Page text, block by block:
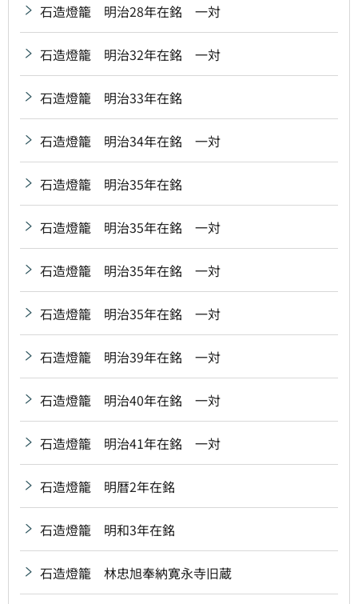
石造燈籠 明治28年在銘 一対
石造燈籠 明治32年在銘 一対
石造燈籠 明治33年在銘
石造燈籠 明治34年在銘 一対
石造燈籠 明治35年在銘
石造燈籠 明治35年在銘 一対
石造燈籠 明治35年在銘 一対
石造燈籠 明治35年在銘 一対
石造燈籠 明治39年在銘 一対
石造燈籠 明治40年在銘 一対
石造燈籠 明治41年在銘 一対
石造燈籠 明暦2年在銘
石造燈籠 明和3年在銘
石造燈籠 林忠旭奉納寛永寺旧蔵